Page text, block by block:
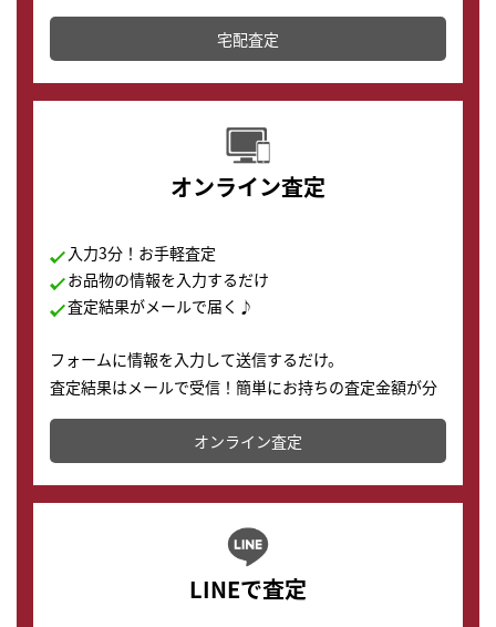
テムです。
配送でも簡単&安全に査定・買取に出すことが可能で
す。
宅配査定
オンライン査定
入力3分！お手軽査定
お品物の情報を入力するだけ
査定結果がメールで届く♪
フォームに情報を入力して送信するだけ。
査定結果はメールで受信！簡単にお持ちの査定金額が分
かります。
オンライン査定
LINEで査定